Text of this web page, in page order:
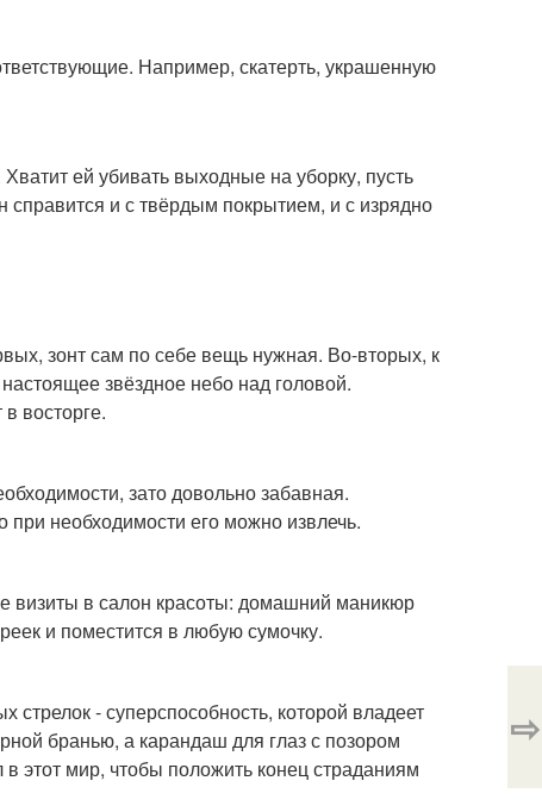
Например, скатерть, украшенную
ей убивать выходные на уборку, пусть
справится и с твёрдым покрытием, и с изрядно
зонт сам по себе вещь нужная. Во-вторых, к
звёздное небо над головой.
восторге.
зато довольно забавная.
необходимости его можно извлечь.
визиты в салон красоты: домашний маникюр
и поместится в любую сумочку.
- суперспособность, которой владеет
бранью, а карандаш для глаз с позором
этот мир, чтобы положить конец страданиям
⇨